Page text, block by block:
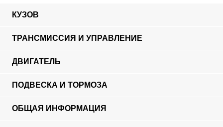
КУЗОВ
ТРАНСМИССИЯ И УПРАВЛЕНИЕ
ДВИГАТЕЛЬ
ПОДВЕСКА И ТОРМОЗА
ОБЩАЯ ИНФОРМАЦИЯ